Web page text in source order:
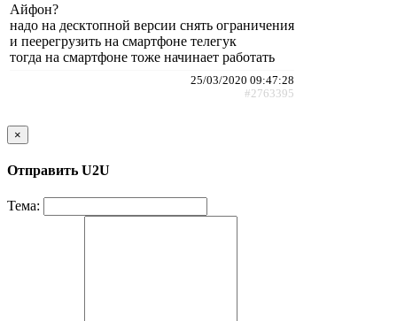
Айфон?
надо на десктопной версии снять ограничения
и пеерегрузить на смартфоне телегук
тогда на смартфоне тоже начинает работать
25/03/2020 09:47:28
#2763395
×
Отправить U2U
Тема: